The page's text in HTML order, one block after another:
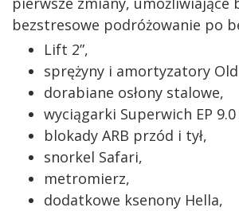
bezstresowe podróżowanie po
Lift 2”,
sprężyny i amortyzatory
dorabiane osłony stalowe,
wyciągarki Superwich EP
blokady ARB przód i tył,
snorkel Safari,
metromierz,
dodatkowe ksenony Hella,